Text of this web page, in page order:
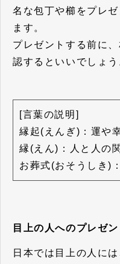
名な包丁や櫛をプレ
ます。
プレゼントする前に
認するといいでしょう
[言葉の説明]
縁起(えんぎ)：運や
縁(えん)：人と人の
お葬式(おそうしき)
目上の人へのプレゼン
日本では目上の人に